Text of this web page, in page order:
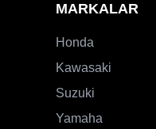
MARKALAR
Honda
Kawasaki
Suzuki
Yamaha